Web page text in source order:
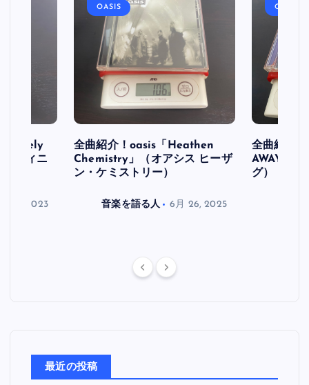
フィニ
30, 2023
OASIS
全曲紹介！oasis「Heathen
Chemistry」（オアシス ヒーザ
ン・ケミストリー）
音楽を語る人 6月 26, 2025
OASIS
全曲紹介
AWAY」
グ）
最近の投稿